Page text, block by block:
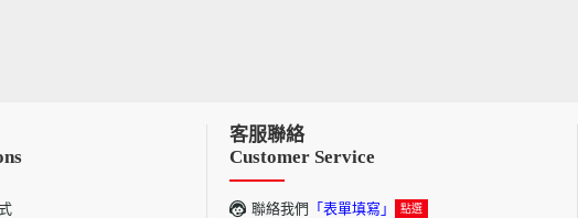
客服聯絡
Customer Service
聯絡我們 「表單填寫」 點選